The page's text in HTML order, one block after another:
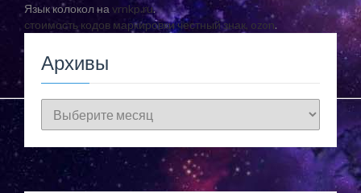
Язык колокол на vrnkp.ru.
стоимость кодов маркировки честный знак, ozon.
Архивы